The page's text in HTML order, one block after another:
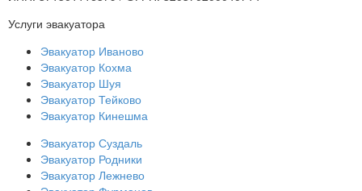
Услуги эвакуатора
Эвакуатор Иваново
Эвакуатор Кохма
Эвакуатор Шуя
Эвакуатор Тейково
Эвакуатор Кинешма
Эвакуатор Суздаль
Эвакуатор Родники
Эвакуатор Лежнево